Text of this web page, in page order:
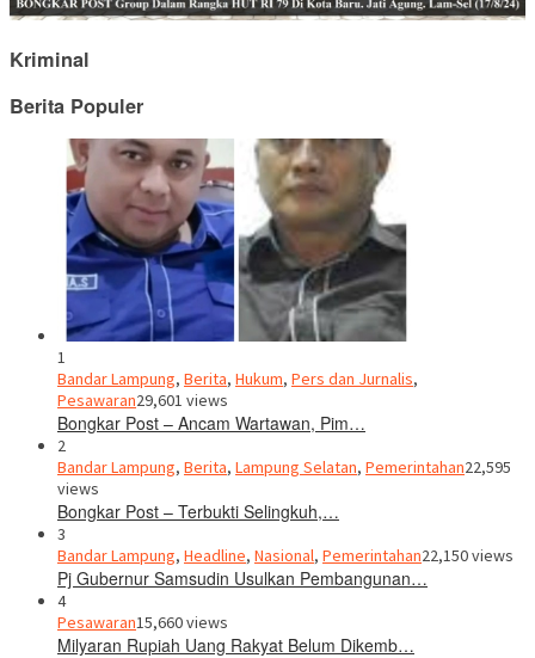
Kriminal
Berita Populer
1
Bandar Lampung, Berita, Hukum, Pers dan Jurnalis,
Pesawaran29,601 views
Bongkar Post – Ancam Wartawan, Pim…
2
Bandar Lampung, Berita, Lampung Selatan, Pemerintahan22,595
views
Bongkar Post – Terbukti Selingkuh,…
3
Bandar Lampung, Headline, Nasional, Pemerintahan22,150 views
Pj Gubernur Samsudin Usulkan Pembangunan…
4
Pesawaran15,660 views
Milyaran Rupiah Uang Rakyat Belum Dikemb…